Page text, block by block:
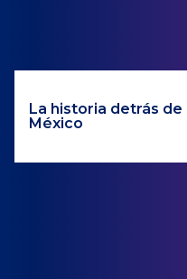
La historia detrás de
México